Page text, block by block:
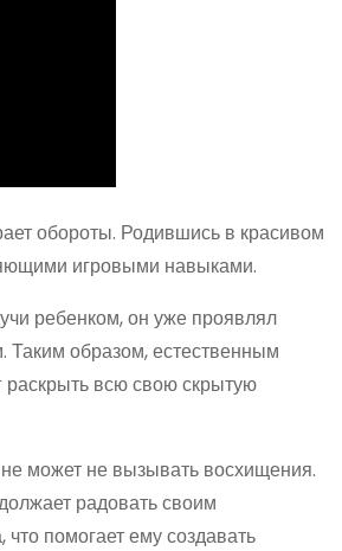
обороты. Родившись в красивом
игровыми навыками.
ребенком, он уже проявлял
Таким образом, естественным
раскрыть всю свою скрытую
может не вызывать восхищения.
радовать своим
помогает ему создавать